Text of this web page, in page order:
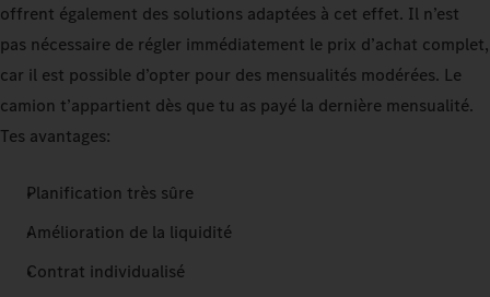
offrent également des solutions adaptées à cet effet. Il n’est
pas nécessaire de régler immédiatement le prix d’achat complet,
car il est possible d’opter pour des mensualités modérées. Le
camion t’appartient dès que tu as payé la dernière mensualité.
Tes avantages:
Planification très sûre
Amélioration de la liquidité
Contrat individualisé